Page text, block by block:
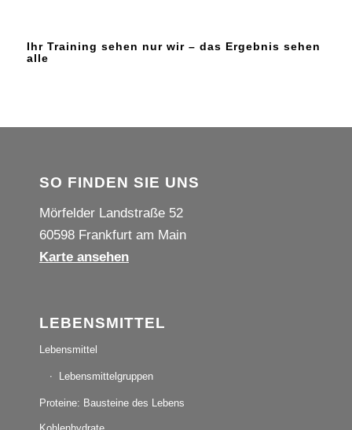
Ihr Training sehen nur wir – das Ergebnis sehen
alle
SO FINDEN SIE UNS
Mörfelder Landstraße 52
60598 Frankfurt am Main
Karte ansehen
LEBENSMITTEL
Lebensmittel
Lebensmittelgruppen
Proteine: Bausteine des Lebens